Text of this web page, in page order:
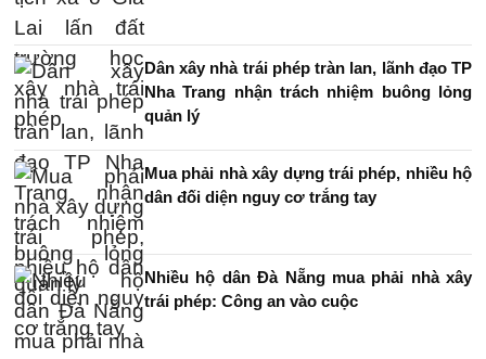
Dân xây nhà trái phép tràn lan, lãnh đạo TP
Nha Trang nhận trách nhiệm buông lỏng
quản lý
Mua phải nhà xây dựng trái phép, nhiều hộ
dân đối diện nguy cơ trắng tay
Nhiều hộ dân Đà Nẵng mua phải nhà xây
trái phép: Công an vào cuộc